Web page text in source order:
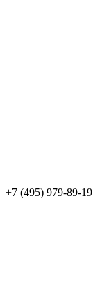
+7 (495) 979-89-19